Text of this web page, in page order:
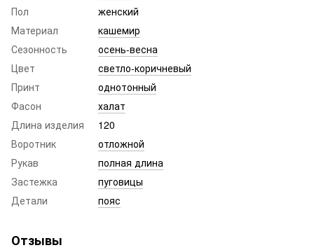
Пол
женский
Материал
кашемир
Сезонность
осень-весна
Цвет
светло-коричневый
Принт
однотонный
Фасон
халат
Длина изделия
120
Воротник
отложной
Рукав
полная длина
Застежка
пуговицы
Детали
пояс
Отзывы